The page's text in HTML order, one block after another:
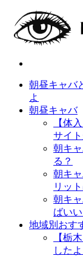
朝昼キャバ
よ
朝昼キャバ
【体
サイ
朝キ
る？
朝キ
リッ
朝キ
ばいい
地域別おす
【栃
したよ